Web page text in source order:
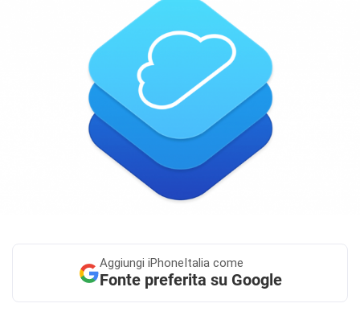
Aggiungi iPhoneItalia come
Fonte preferita su Google